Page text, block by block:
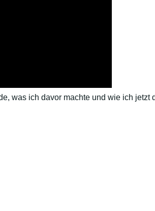
was ich davor machte und wie ich jetzt